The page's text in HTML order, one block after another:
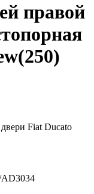
правой
Fiat Ducato